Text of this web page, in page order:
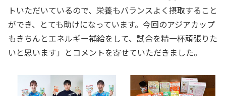
トいただいているので、栄養もバランスよく摂取すること
ができ、とても助けになっています。今回のアジアカップ
もきちんとエネルギー補給をして、試合を精一杯頑張りた
いと思います」とコメントを寄せていただきました。